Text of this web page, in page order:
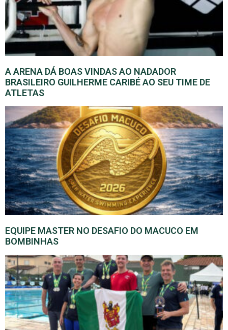
A ARENA DÁ BOAS VINDAS AO NADADOR
BRASILEIRO GUILHERME CARIBÉ AO SEU TIME DE
ATLETAS
EQUIPE MASTER NO DESAFIO DO MACUCO EM
BOMBINHAS